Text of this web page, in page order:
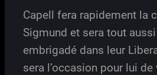
Capell fera rapidement la
Sigmund et sera tout
embrigadé dans leur
sera l’occasion pour lui